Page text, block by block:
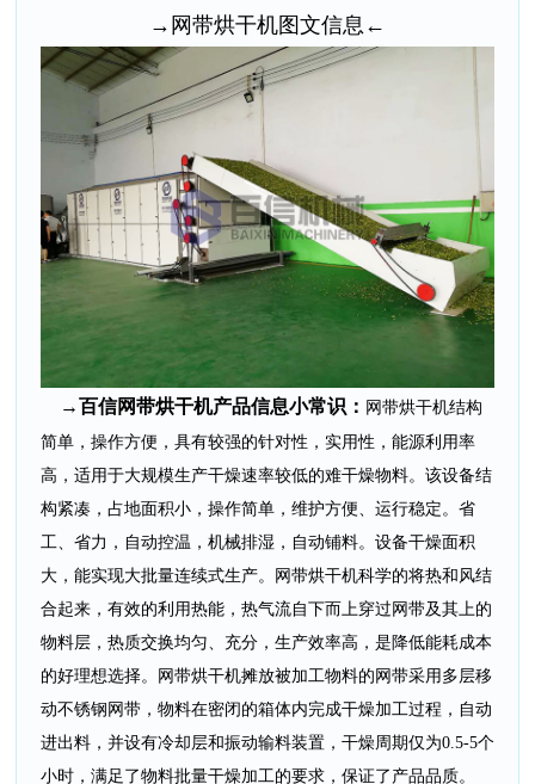
→网带烘干机图文信息←
→百信网带烘干机产品信息小常识： 网带烘干机结构
简单，操作方便，具有较强的针对性，实用性，能源利用率
高，适用于大规模生产干燥速率较低的难干燥物料。该设备结
构紧凑，占地面积小，操作简单，维护方便、运行稳定。省
工、省力，自动控温，机械排湿，自动铺料。设备干燥面积
大，能实现大批量连续式生产。网带烘干机科学的将热和风结
合起来，有效的利用热能，热气流自下而上穿过网带及其上的
物料层，热质交换均匀、充分，生产效率高，是降低能耗成本
的好理想选择。网带烘干机摊放被加工物料的网带采用多层移
动不锈钢网带，物料在密闭的箱体内完成干燥加工过程，自动
进出料，并设有冷却层和振动输料装置，干燥周期仅为0.5-5个
小时，满足了物料批量干燥加工的要求，保证了产品品质。